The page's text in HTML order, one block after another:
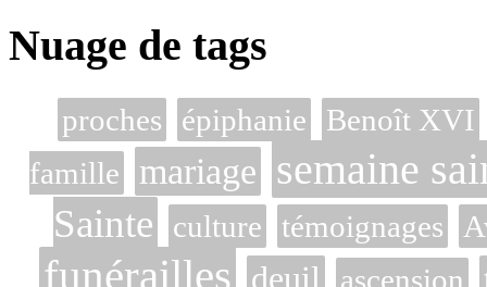
Nuage de tags
proches épiphanie
Benoît XVI
famille
mariage semaine
Sainte culture témoignages
funérailles deuil ascension